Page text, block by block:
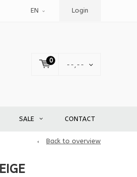
EN Login
0
--,--
SALE CONTACT
Back to overview